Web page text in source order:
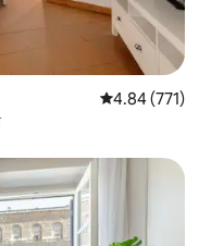
5 पैकी 4.84
4.84 (771)